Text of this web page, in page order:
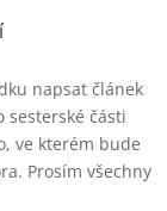
napsat článek
sesterské části
ve kterém bude
Prosím všechny